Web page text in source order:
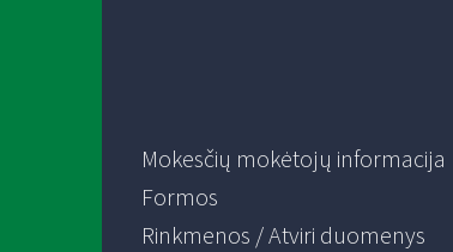
Mokesčių mokėtojų informacija
Formos
Rinkmenos / Atviri duomenys